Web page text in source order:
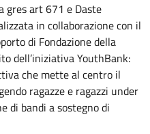
gres art 671 e Daste
in collaborazione con il
di Fondazione della
dell’iniziativa YouthBank:
che mette al centro il
ragazze e ragazzi under
di bandi a sostegno di